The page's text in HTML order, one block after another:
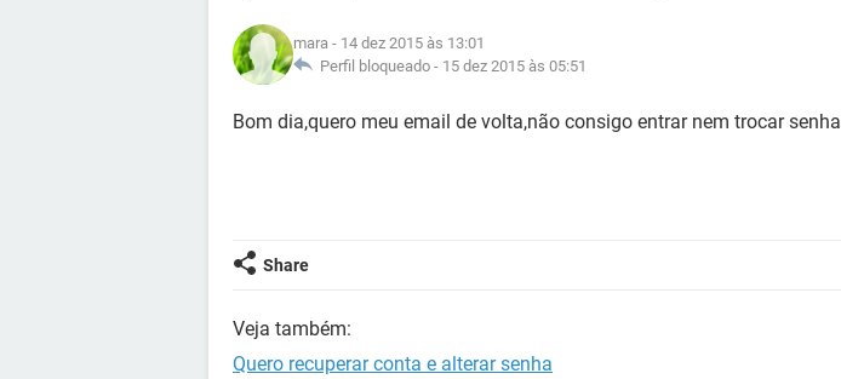
mara - 14 dez 2015 às 13:01
Perfil bloqueado - 15 dez 2015 às 05:51
Bom dia,quero meu email de volta,não consigo entrar nem trocar senha
Share
Veja também:
Quero recuperar conta e alterar senha